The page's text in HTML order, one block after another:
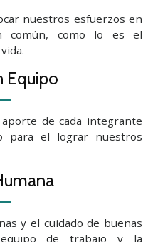
nuestros esfuerzos en
común, como lo es el
Equipo
de cada integrante
para el lograr nuestros
y el cuidado de buenas
de trabajo y la